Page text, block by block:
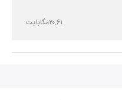
۲۰.۶۱مگابایت